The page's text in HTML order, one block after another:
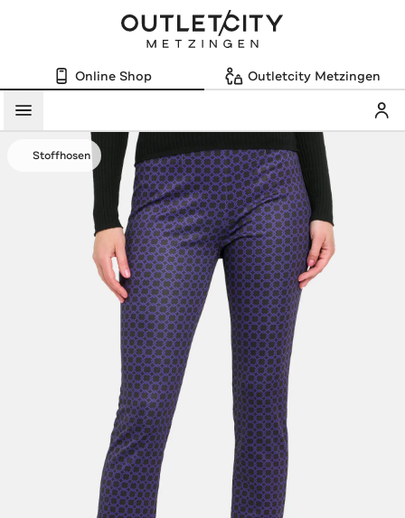
Online Shop Outletcity Metzingen
Menü
Stoffhosen